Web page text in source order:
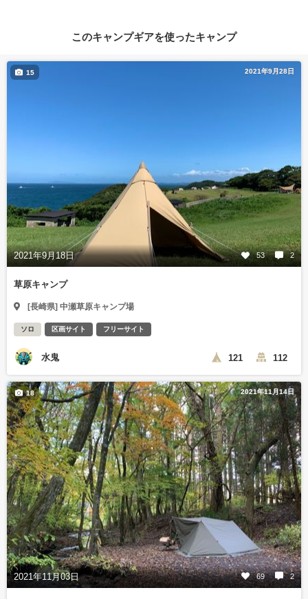
このキャンプギアを使ったキャンプ
2021年9月28日
2021年9月18日 53 2
15
草原キャンプ
[長崎県] 中瀬草原キャンプ場
ソロ 区画サイト フリーサイト
水鬼 121 112
2021年11月14日
2021年11月03日 69 2
18